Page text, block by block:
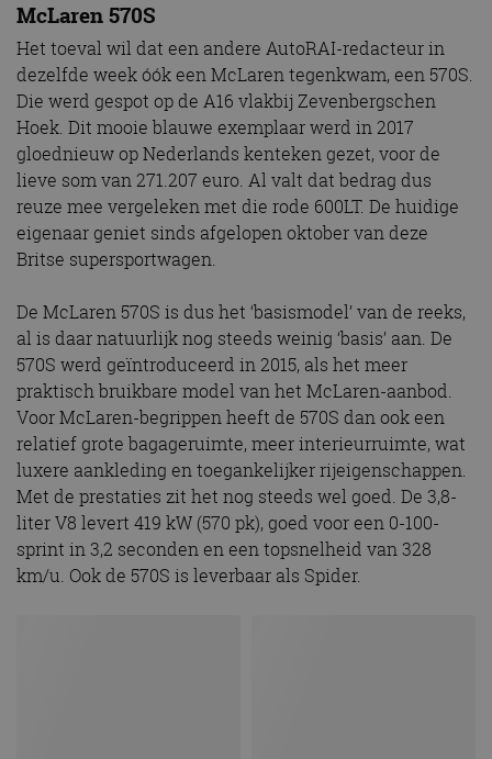
McLaren 570S
Het toeval wil dat een andere AutoRAI-redacteur in
dezelfde week óók een McLaren tegenkwam, een 570S.
Die werd gespot op de A16 vlakbij Zevenbergschen
Hoek. Dit mooie blauwe exemplaar werd in 2017
gloednieuw op Nederlands kenteken gezet, voor de
lieve som van 271.207 euro. Al valt dat bedrag dus
reuze mee vergeleken met die rode 600LT. De huidige
eigenaar geniet sinds afgelopen oktober van deze
Britse supersportwagen.
De McLaren 570S is dus het ‘basismodel’ van de reeks,
al is daar natuurlijk nog steeds weinig ‘basis’ aan. De
570S werd geïntroduceerd in 2015, als het meer
praktisch bruikbare model van het McLaren-aanbod.
Voor McLaren-begrippen heeft de 570S dan ook een
relatief grote bagageruimte, meer interieurruimte, wat
luxere aankleding en toegankelijker rijeigenschappen.
Met de prestaties zit het nog steeds wel goed. De 3,8-
liter V8 levert 419 kW (570 pk), goed voor een 0-100-
sprint in 3,2 seconden en een topsnelheid van 328
km/u. Ook de 570S is leverbaar als Spider.